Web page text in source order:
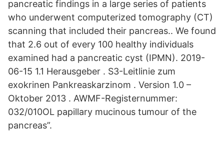
pancreatic findings in a large series of patients
who underwent computerized tomography (CT)
scanning that included their pancreas.. We found
that 2.6 out of every 100 healthy individuals
examined had a pancreatic cyst (IPMN). 2019-
06-15 1.1 Herausgeber . S3-Leitlinie zum
exokrinen Pankreaskarzinom . Version 1.0 –
Oktober 2013 . AWMF-Registernummer:
032/010OL papillary mucinous tumour of the
pancreas”.